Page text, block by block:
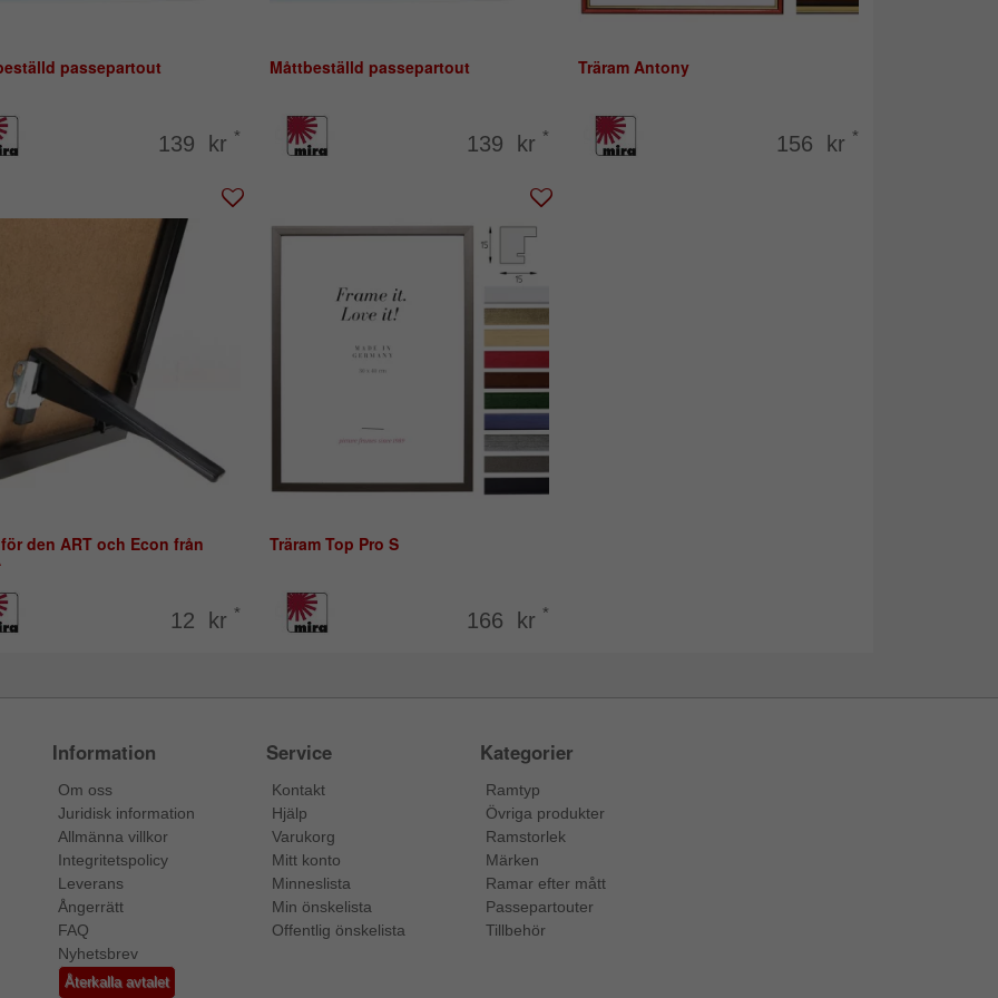
passepartout
139 kr *
Måttbeställd passepartout
139 kr *
Träram Antony
156 kr *
den ART och Econ från
12 kr *
Träram Top Pro S
166 kr *
Information
Om oss
Juridisk information
Allmänna villkor
Integritetspolicy
Leverans
Ångerrätt
FAQ
Nyhetsbrev
Återkalla avtalet
Service
Kontakt
Hjälp
Varukorg
Mitt konto
Minneslista
Min önskelista
Offentlig önskelista
Kategorier
Ramtyp
Övriga produkter
Ramstorlek
Märken
Ramar efter mått
Passepartouter
Tillbehör